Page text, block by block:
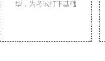
型，为考试打下基础